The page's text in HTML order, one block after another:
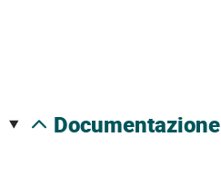
documentazione